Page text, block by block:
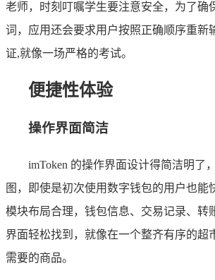
老师，时刻叮嘱学生要注意安全，为了确
词，应用还会要求用户按照正确顺序重新
证,就像一场严格的考试。
便捷性体验
操作界面简洁
imToken 的操作界面设计得简洁明了
图，即使是初次使用数字钱包的用户也能
模块布局合理，钱包信息、交易记录、转
界面轻松找到，就像在一个整齐有序的超
需要的商品。